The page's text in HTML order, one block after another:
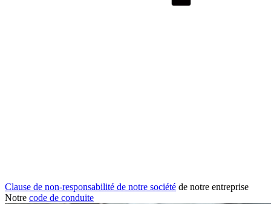
Clause de non-responsabilité de notre société de notre entreprise
Notre code de conduite